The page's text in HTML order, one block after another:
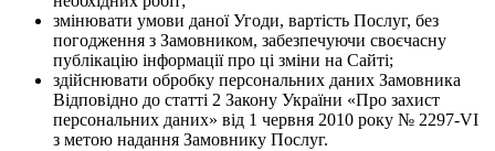
змінювати умови даної Угоди, вартість Послуг, без
погодження з Замовником, забезпечуючи своєчасну
публікацію інформації про ці зміни на Сайті;
здійснювати обробку персональних даних Замовника
Відповідно до статті 2 Закону України «Про захист
персональних даних» від 1 червня 2010 року № 2297-VI
з метою надання Замовнику Послуг.